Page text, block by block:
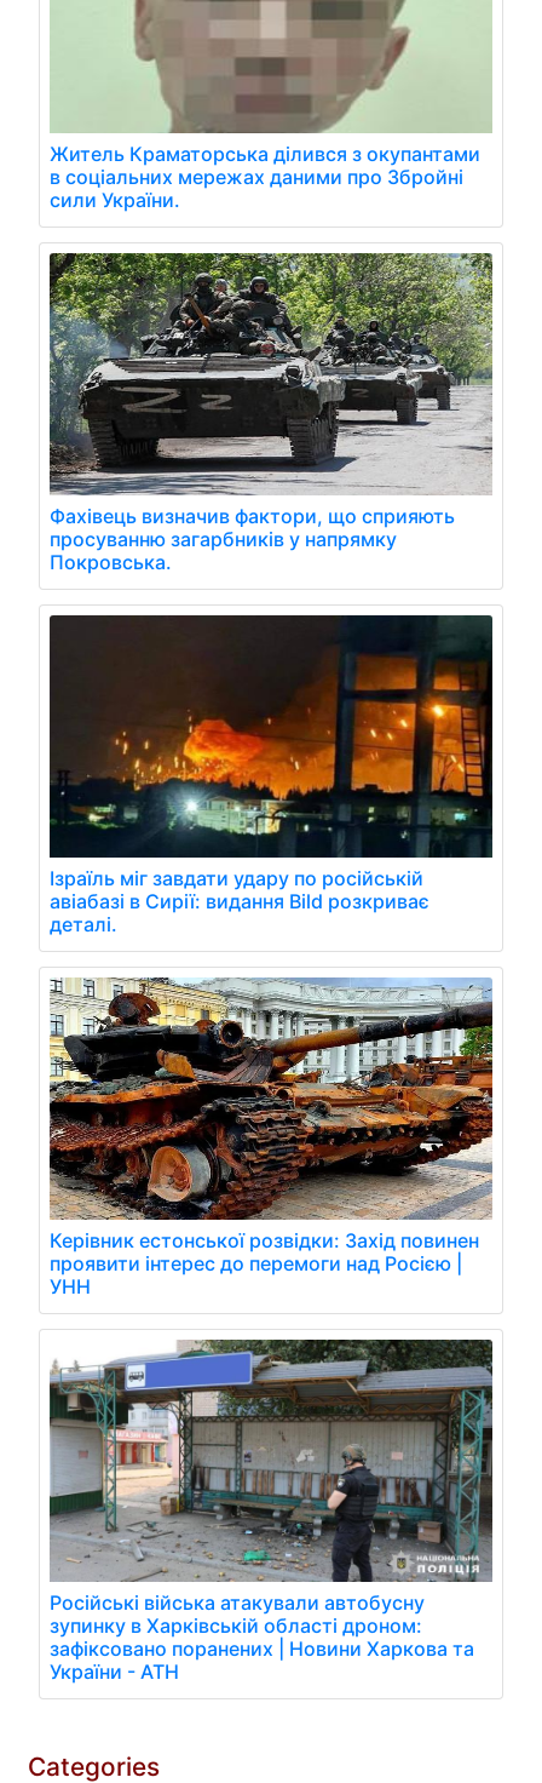
Житель Краматорська ділився з окупантами
в соціальних мережах даними про Збройні
сили України.
Фахівець визначив фактори, що сприяють
просуванню загарбників у напрямку
Покровська.
Ізраїль міг завдати удару по російській
авіабазі в Сирії: видання Bild розкриває
деталі.
Керівник естонської розвідки: Захід повинен
проявити інтерес до перемоги над Росією |
УНН
Російські війська атакували автобусну
зупинку в Харківській області дроном:
зафіксовано поранених | Новини Харкова та
України - АТН
Categories